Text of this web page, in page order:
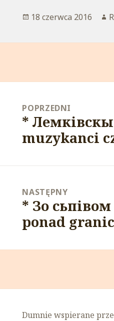
Opublikowano
18 czerwca 2016
POPRZEDNI
Poprzedni
wpis:
*
muzykanci
NASTĘPNY
Następny
wpis:
* Зо
ponad
Dumnie wspierane